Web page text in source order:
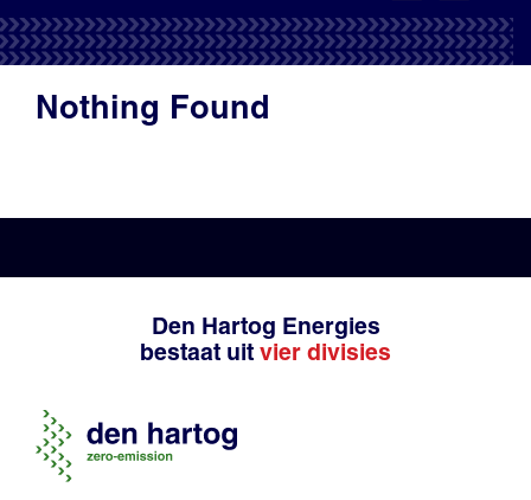
Nothing Found
Den Hartog Energies
bestaat uit vier divisies